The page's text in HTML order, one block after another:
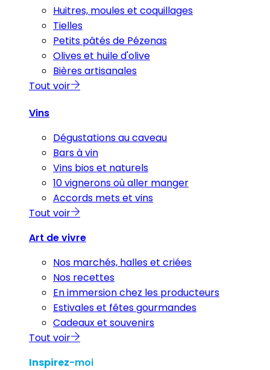
Huitres, moules et coquillages
Tielles
Petits pâtés de Pézenas
Olives et huile d'olive
Bières artisanales
Tout voir
Vins
Dégustations au caveau
Bars à vin
Vins bios et naturels
10 vignerons où aller manger
Accords mets et vins
Tout voir
Art de vivre
Nos marchés, halles et criées
Nos recettes
En immersion chez les producteurs
Estivales et fêtes gourmandes
Cadeaux et souvenirs
Tout voir
Inspirez-moi